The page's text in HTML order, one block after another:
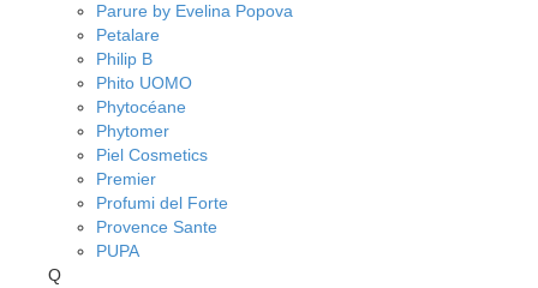
Parure by Evelina Popova
Petalare
Philip B
Phito UOMO
Phytocéane
Phytomer
Piel Cosmetics
Premier
Profumi del Forte
Provence Sante
PUPA
Q